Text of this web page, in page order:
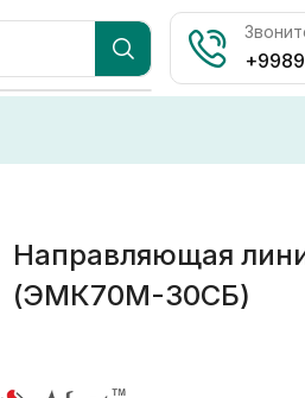
Направляющая
(ЭМК70М-30СБ)